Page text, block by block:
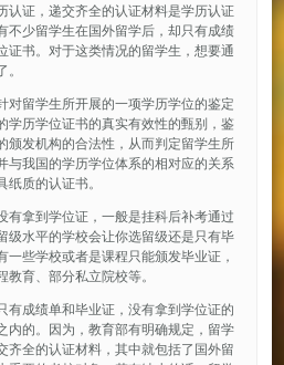
认证，递交齐全的认证材料是学历认证
不少留学生在国外留学后，却只有成绩
证书。对于这类情况的留学生，想要通
对留学生所开展的一项学历学位的鉴定
学历学位证书的真实有效性的甄别，鉴
颁发机构的合法性，从而判定留学生所
与我国的学历学位体系的相对应的关系
质的认证书。
有拿到学位证，一般是挂科后补考通过
级水平的学校会让你选留级还是只有毕
些学校或者是课程只能颁发毕业证，
育、部分私立院校等。
有成绩单和毕业证，没有拿到学位证的
内的。因为，教育部有明确规定，留学
齐全的认证材料，其中就包括了国外留